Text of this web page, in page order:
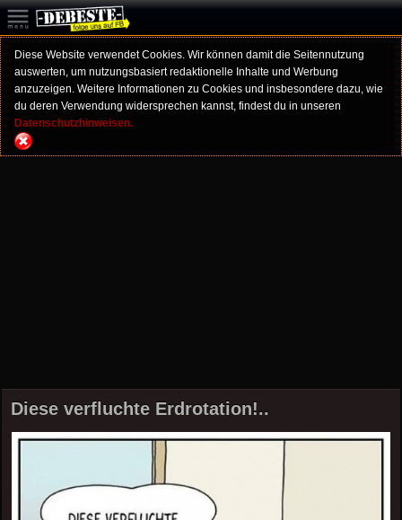
Diese Website verwendet Cookies. Wir können damit die Seitennutzung
auswerten, um nutzungsbasiert redaktionelle Inhalte und Werbung
anzuzeigen. Weitere Informationen zu Cookies und insbesondere dazu, wie
du deren Verwendung widersprechen kannst, findest du in unseren
Datenschutzhinweisen.
Diese verfluchte Erdrotation!..